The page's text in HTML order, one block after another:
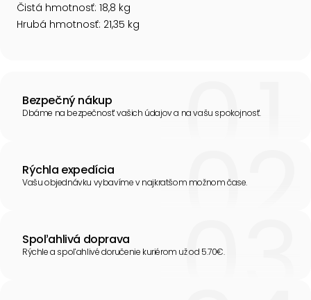
Čistá hmotnosť: 18,8 kg
Hrubá hmotnosť: 21,35 kg
Bezpečný nákup
Dbáme na bezpečnosť vašich údajov a na vašu spokojnosť.
Rýchla expedícia
Vašu objednávku vybavíme v najkratšom možnom čase.
Spoľahlivá doprava
Rýchle a spoľahlivé doručenie kuriérom už od 5.70€.